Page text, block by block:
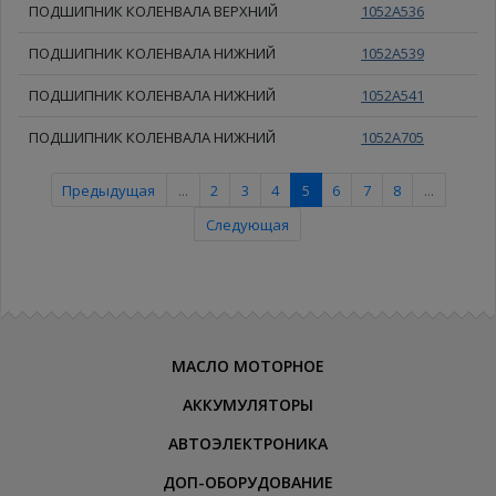
ПОДШИПНИК КОЛЕНВАЛА ВЕРХНИЙ 1052A536
ПОДШИПНИК КОЛЕНВАЛА НИЖНИЙ 1052A539
ПОДШИПНИК КОЛЕНВАЛА НИЖНИЙ 1052A541
ПОДШИПНИК КОЛЕНВАЛА НИЖНИЙ 1052A705
Предыдущая ... 2 3 4 5 6 7 8
...
Следующая
МАСЛО МОТОРНОЕ
АККУМУЛЯТОРЫ
АВТОЭЛЕКТРОНИКА
ДОП-ОБОРУДОВАНИЕ